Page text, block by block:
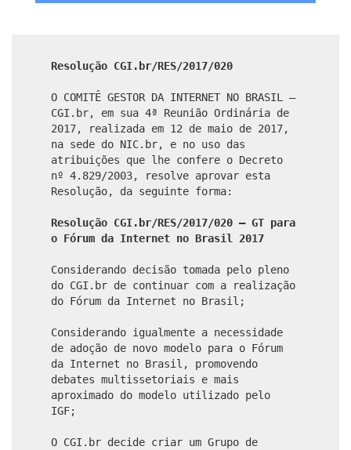
Resolução CGI.br/RES/2017/020
O COMITÊ GESTOR DA INTERNET NO BRASIL –
CGI.br, em sua 4ª Reunião Ordinária de
2017, realizada em 12 de maio de 2017,
na sede do NIC.br, e no uso das
atribuições que lhe confere o Decreto
nº 4.829/2003, resolve aprovar esta
Resolução, da seguinte forma:
Resolução CGI.br/RES/2017/020 – GT para
o Fórum da Internet no Brasil 2017
Considerando decisão tomada pelo pleno
do CGI.br de continuar com a realização
do Fórum da Internet no Brasil;
Considerando igualmente a necessidade
de adoção de novo modelo para o Fórum
da Internet no Brasil, promovendo
debates multissetoriais e mais
aproximado do modelo utilizado pelo
IGF;
O CGI.br decide criar um Grupo de